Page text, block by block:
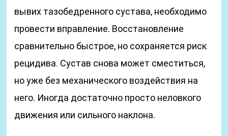
вывих тазобедренного сустава, необходимо
провести вправление. Восстановление
сравнительно быстрое, но сохраняется риск
рецидива. Сустав снова может сместиться,
но уже без механического воздействия на
него. Иногда достаточно просто неловкого
движения или сильного наклона.